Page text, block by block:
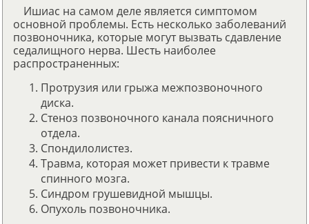
Ишиас на самом деле является симптомом
основной проблемы. Есть несколько заболеваний
позвоночника, которые могут вызвать сдавление
седалищного нерва. Шесть наиболее
распространенных:
Протрузия или грыжа межпозвоночного
диска.
Стеноз позвоночного канала поясничного
отдела.
Спондилолистез.
Травма, которая может привести к травме
спинного мозга.
Синдром грушевидной мышцы.
Опухоль позвоночника.